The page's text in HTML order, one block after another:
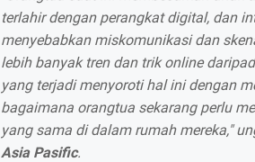
terlahir dengan perangkat digital, dan
menyebabkan miskomunikasi dan
lebih banyak tren dan trik online
yang terjadi menyoroti hal ini dengan
bagaimana orangtua sekarang perlu
yang sama di dalam rumah mereka,"
Asia Pasific.